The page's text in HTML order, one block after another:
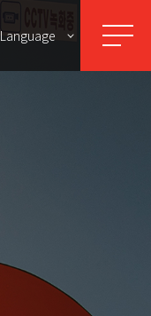
Language